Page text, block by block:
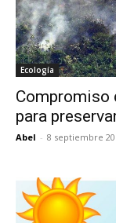
Ecología
Compromiso
para
Abel - 8 septiembre